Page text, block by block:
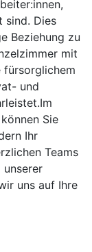
sind. Dies
Beziehung zu
mit
fürsorglichem
und
Sie
Ihr
Teams
unserer
uns auf Ihre